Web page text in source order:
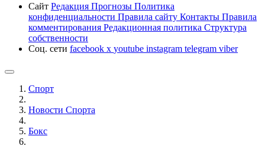
Сайт Редакция Прогнозы Политика
конфиденциальности Правила сайту Контакты Правила
комментирования Редакционная политика Структура
собственности
Соц. сети facebook x youtube instagram telegram viber
Спорт
Новости Cпорта
Бокс